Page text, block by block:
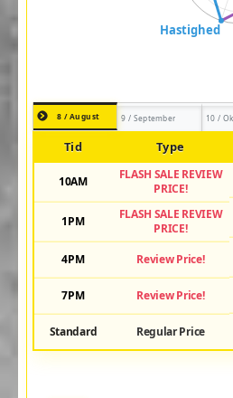
8 / August 9 / September 10 /
Tid Type
10AM
FLASH SALE REVIEW
PRICE!
1PM
FLASH SALE REVIEW
PRICE!
4PM Review Price!
7PM Review Price!
Standard Regular Price